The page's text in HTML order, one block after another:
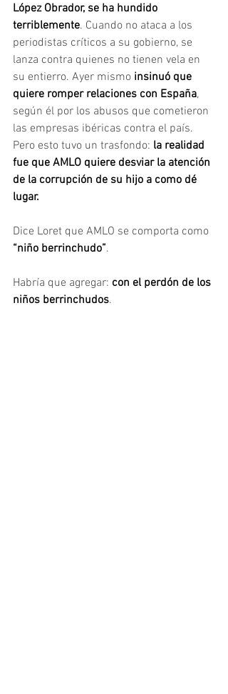
López Obrador, se ha hundido
terriblemente. Cuando no ataca a los
periodistas críticos a su gobierno, se
lanza contra quienes no tienen vela en
su entierro. Ayer mismo insinuó que
quiere romper relaciones con España,
según él por los abusos que cometieron
las empresas ibéricas contra el país.
Pero esto tuvo un trasfondo: la realidad
fue que AMLO quiere desviar la atención
de la corrupción de su hijo a como dé
lugar.
Dice Loret que AMLO se comporta como
“niño berrinchudo”.
Habría que agregar: con el perdón de los
niños berrinchudos.